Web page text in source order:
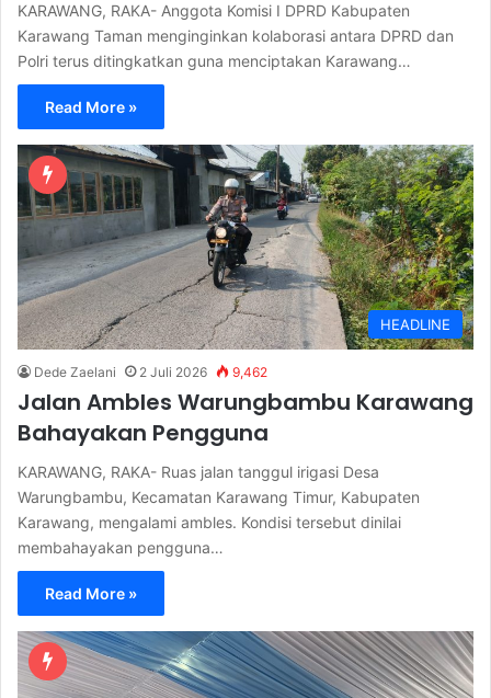
KARAWANG, RAKA- Anggota Komisi I DPRD Kabupaten
Karawang Taman menginginkan kolaborasi antara DPRD dan
Polri terus ditingkatkan guna menciptakan Karawang…
Read More »
HEADLINE
Dede Zaelani 2 Juli 2026 9,462
Jalan Ambles Warungbambu Karawang
Bahayakan Pengguna
KARAWANG, RAKA- Ruas jalan tanggul irigasi Desa
Warungbambu, Kecamatan Karawang Timur, Kabupaten
Karawang, mengalami ambles. Kondisi tersebut dinilai
membahayakan pengguna…
Read More »